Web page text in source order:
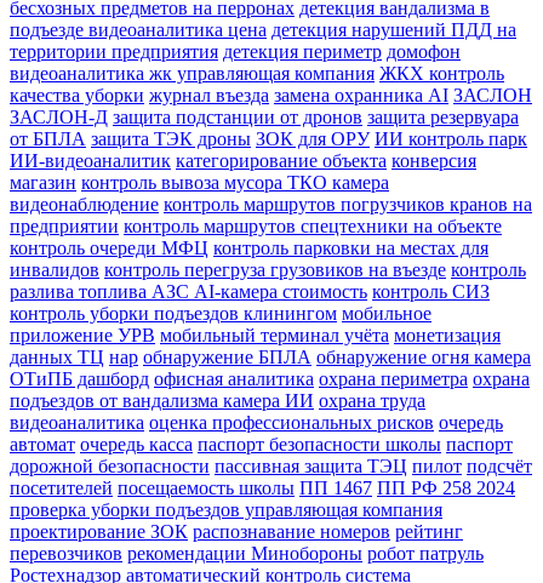
бесхозных предметов на перронах детекция вандализма в
подъезде видеоаналитика цена детекция нарушений ПДД на
территории предприятия детекция периметр домофон
видеоаналитика жк управляющая компания ЖКХ контроль
качества уборки журнал въезда замена охранника AI ЗАСЛОН
ЗАСЛОН-Д защита подстанции от дронов защита резервуара
от БПЛА защита ТЭК дроны ЗОК для ОРУ ИИ контроль парк
ИИ-видеоаналитик категорирование объекта конверсия
магазин контроль вывоза мусора ТКО камера
видеонаблюдение контроль маршрутов погрузчиков кранов на
предприятии контроль маршрутов спецтехники на объекте
контроль очереди МФЦ контроль парковки на местах для
инвалидов контроль перегруза грузовиков на въезде контроль
разлива топлива АЗС AI-камера стоимость контроль СИЗ
контроль уборки подъездов клинингом мобильное
приложение УРВ мобильный терминал учёта монетизация
данных ТЦ нар обнаружение БПЛА обнаружение огня камера
ОТиПБ дашборд офисная аналитика охрана периметра охрана
подъездов от вандализма камера ИИ охрана труда
видеоаналитика оценка профессиональных рисков очередь
автомат очередь касса паспорт безопасности школы паспорт
дорожной безопасности пассивная защита ТЭЦ пилот подсчёт
посетителей посещаемость школы ПП 1467 ПП РФ 258 2024
проверка уборки подъездов управляющая компания
проектирование ЗОК распознавание номеров рейтинг
перевозчиков рекомендации Минобороны робот патруль
Ростехнадзор автоматический контроль система